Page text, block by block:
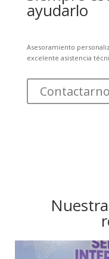
ayudarlo
Asesoramiento
excelente asistencia